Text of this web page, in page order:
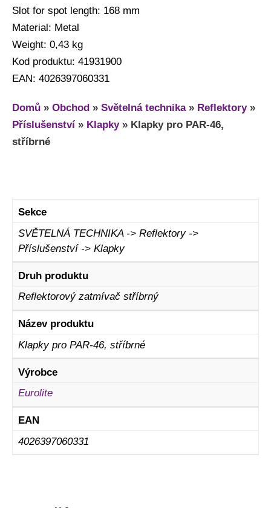
Slot for spot length: 168 mm
Material: Metal
Weight: 0,43 kg
Kod produktu: 41931900
EAN: 4026397060331
Domů » Obchod » Světelná technika» Reflektory»
Příslušenství » Klapky» Klapky pro PAR-46,
stříbrné
Sekce
SVĚTELNÁ TECHNIKA -> Reflektory ->
Příslušenství -> Klapky
Druh produktu
Reflektorový zatmívač stříbrný
Název produktu
Klapky pro PAR-46, stříbrné
Výrobce
Eurolite
EAN
4026397060331